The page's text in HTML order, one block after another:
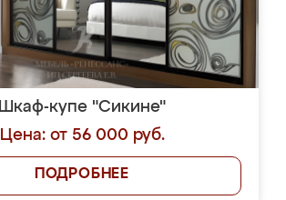
Шкаф-купе "Сикине"
Цена: от 56 000 руб.
ПОДРОБНЕЕ